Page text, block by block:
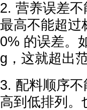
2. 营养误差
最高不能超过
0% 的误差。
g，这就超出
3. 配料顺序
高到低排列。